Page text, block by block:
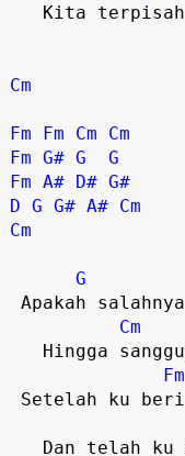
Cm
Fm Fm Cm
Cm
Fm G# G
G
Fm A# D# G#
D G G# A# Cm
Cm
G
Cm
Fm